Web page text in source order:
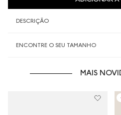
DESCRIÇÃO
ENCONTRE O SEU TAMANHO
MAIS